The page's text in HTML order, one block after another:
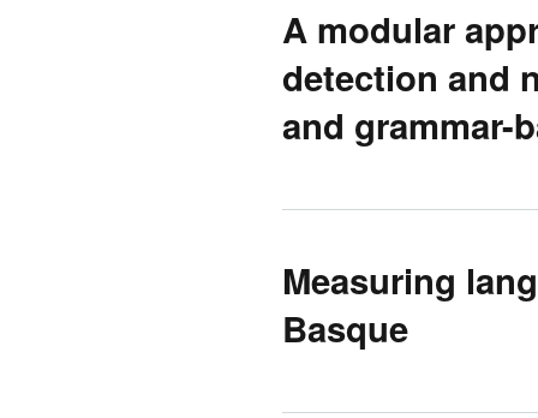
A modular
detection and
and grammar-
Measuring
Basque